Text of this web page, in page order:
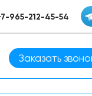
965-212-45-54
Заказать